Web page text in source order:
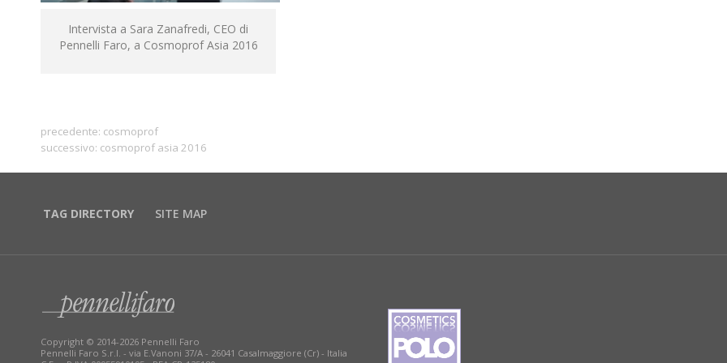
Intervista a Sara Zanafredi, CEO di
Pennelli Faro, a Cosmoprof Asia 2016
precedente: cosmoprof
successivo: cosmoprof asia 2016
TAG DIRECTORY SITE MAP
Copyright © 2014-2026 Pennelli Faro
Pennelli Faro S.r.l. - via E.Vanoni 37/A - 26041 Casalmaggiore (Cr) - Italia